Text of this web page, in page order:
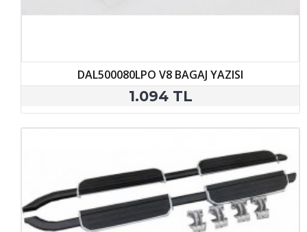
DAL500080LPO V8 BAGAJ YAZISI
1.094 TL